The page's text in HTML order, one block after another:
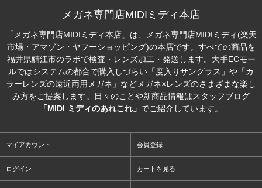
メガネ専門店MIDIミディ本店
「メガネ専門店MIDIミディ本店」は、メガネ専門店MIDIミディ(楽天
市場・アマゾン・ヤフーショッピング)の本店です。すべての商品を
福井県鯖江市のラボで検査・レンズ加工・発送します。大手ECモー
ルではシステムの都合で購入しづらい「度入りサングラス」や「カ
ラーレンズの遠近両用メガネ」などメガネ×レンズのさまざまな楽し
み方をご提案します。日々のことや新商品情報はスタッフブログ
「MIDI ミディのあれこれ」 でご紹介しています。
マイアカウント 会員登録
ログイン カートを見る